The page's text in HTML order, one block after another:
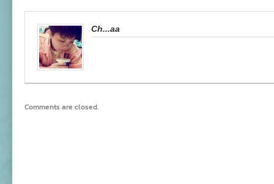
Ch...aa
Comments are closed.